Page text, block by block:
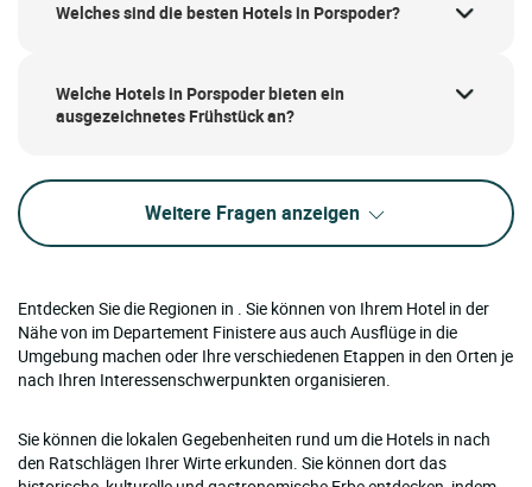
Welches sind die besten Hotels in Porspoder?
Welche Hotels in Porspoder bieten ein
ausgezeichnetes Frühstück an?
Weitere Fragen anzeigen
Entdecken Sie die Regionen in . Sie können von Ihrem Hotel in der
Nähe von im Departement Finistere aus auch Ausflüge in die
Umgebung machen oder Ihre verschiedenen Etappen in den Orten je
nach Ihren Interessenschwerpunkten organisieren.
Sie können die lokalen Gegebenheiten rund um die Hotels in nach
den Ratschlägen Ihrer Wirte erkunden. Sie können dort das